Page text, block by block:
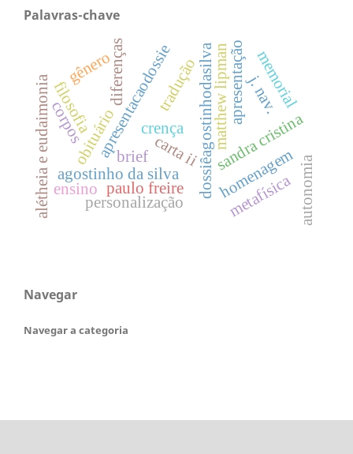
Palavras-chave
apresentação
dossiêagostinhodasilva
apresentacaodossietradução
brief
j. nav.
agostinho da silva
carta ii sandra cristina
obituário
homenagem
memorial
diferenças
corpos
alétheia e eudaimoniafilosofia
metafísica
paulo freire
matthew lipman
personalização
crença
gênero
autonomia
ensino
Navegar
Navegar a categoria